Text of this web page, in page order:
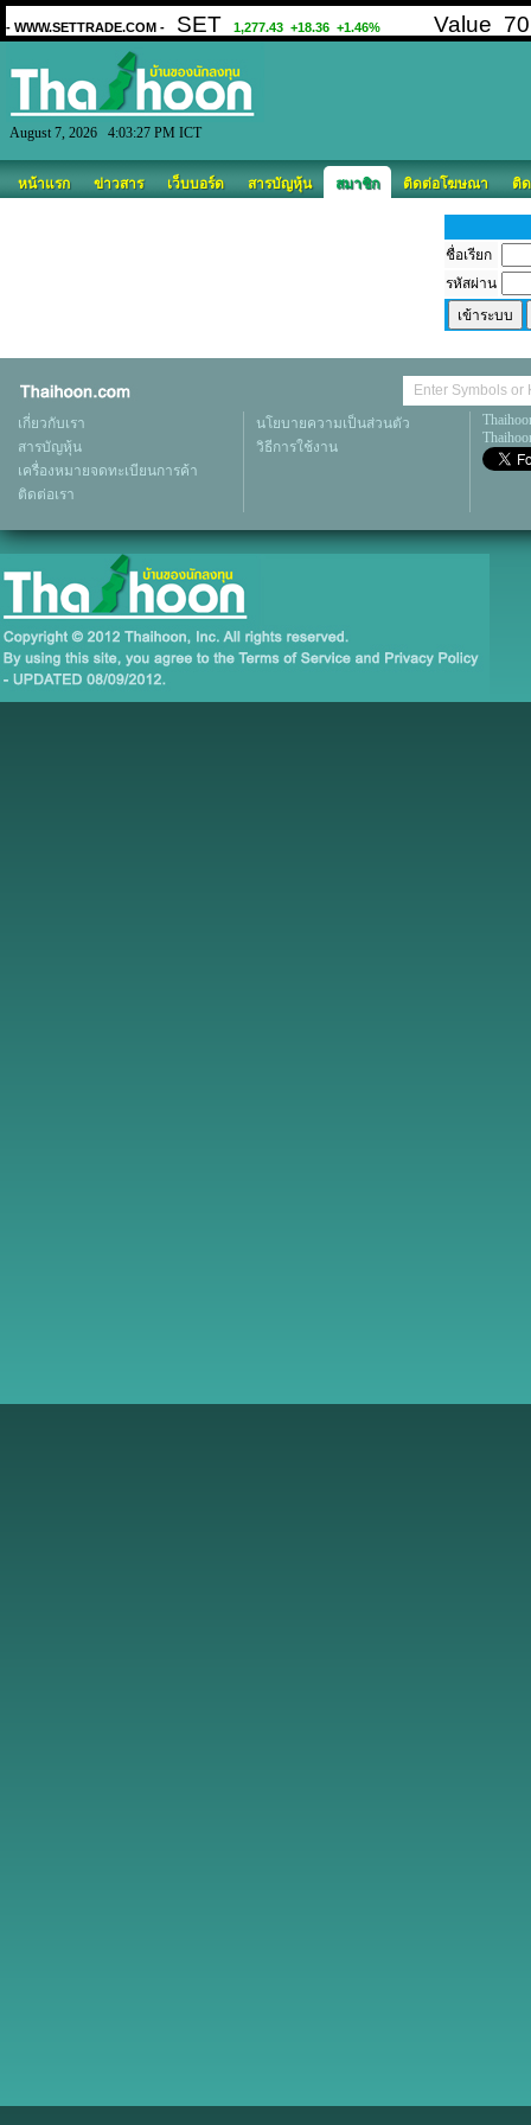
August 7, 2026 4:03:27 PM ICT
หน้าแรก ข่าวสาร เว็บบอร์ด สารบัญหุ้น สมาชิก ติดต่อโฆษณา ติ
ชื่อเรียก
รหัสผ่าน
เกี่ยวกับเรา
สารบัญหุ้น
เครื่องหมายจดทะเบียนการค้า
ติดต่อเรา
นโยบายความเป็นส่วนตัว
วิธีการใช้งาน